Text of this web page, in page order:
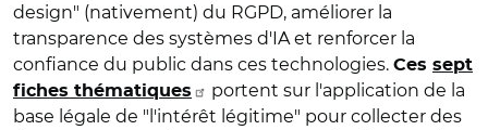
design" (nativement) du RGPD, améliorer la
transparence des systèmes d'IA et renforcer la
confiance du public dans ces technologies. Ces sept
fiches thématiques
portent sur l'application de la
base légale de "l'intérêt légitime" pour collecter des